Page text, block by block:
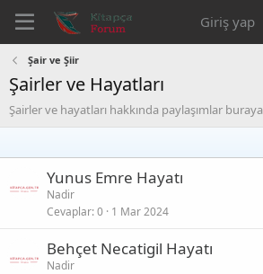
Giriş yap
Şair ve Şiir
Şairler ve Hayatları
Şairler ve hayatları hakkında paylaşımlar buraya
Yunus Emre Hayatı
Nadir
Cevaplar 0 1 Mar 2024
Behçet Necatigil Hayatı
Nadir